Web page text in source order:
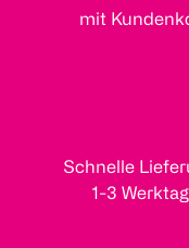
mit
Schnelle
1-3